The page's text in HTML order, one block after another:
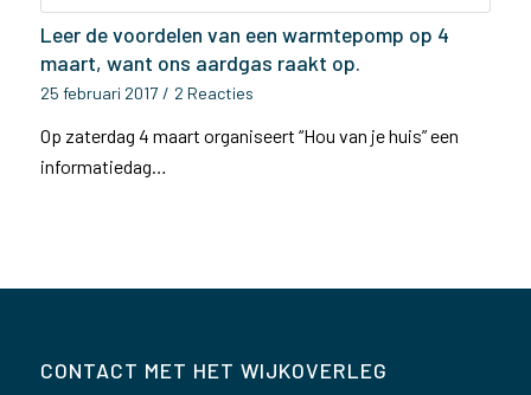
Leer de voordelen van een warmtepomp op 4
maart, want ons aardgas raakt op.
25 februari 2017 / 2 Reacties
Op zaterdag 4 maart organiseert “Hou van je huis” een
informatiedag…
CONTACT MET HET WIJKOVERLEG